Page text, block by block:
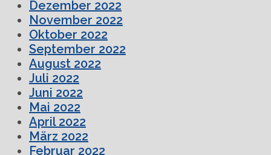
Dezember 2022
November 2022
Oktober 2022
September 2022
August 2022
Juli 2022
Juni 2022
Mai 2022
April 2022
März 2022
Februar 2022